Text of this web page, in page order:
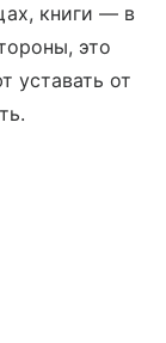
книги — в
это
уставать от